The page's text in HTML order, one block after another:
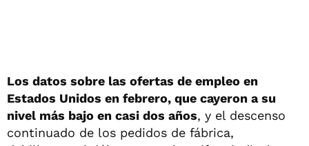
Los datos sobre las ofertas de empleo en
Estados Unidos en febrero, que cayeron a su
nivel más bajo en casi dos años, y el descenso
continuado de los pedidos de fábrica,